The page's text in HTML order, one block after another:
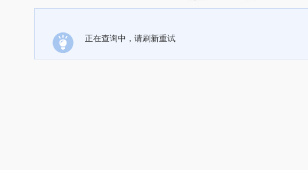
正在查询中，请刷新重试